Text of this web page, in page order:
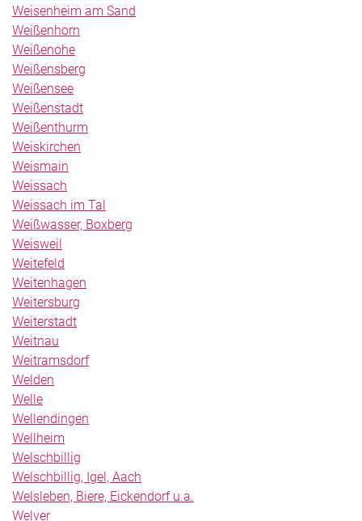
Weisenheim am Sand
Weißenhorn
Weißenohe
Weißensberg
Weißensee
Weißenstadt
Weißenthurm
Weiskirchen
Weismain
Weissach
Weissach im Tal
Weißwasser, Boxberg
Weisweil
Weitefeld
Weitenhagen
Weitersburg
Weiterstadt
Weitnau
Weitramsdorf
Welden
Welle
Wellendingen
Wellheim
Welschbillig
Welschbillig, Igel, Aach
Welsleben, Biere, Eickendorf u.a.
Welver